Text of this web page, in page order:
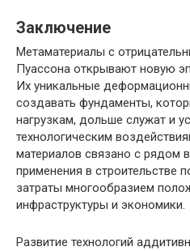
Заключение
Метаматериалы с
Пуассона открывают новую
Их уникальные
создавать фундаменты,
нагрузкам, дольше служат и
технологическим
материалов связано с рядом
применения в строительстве
затраты многообразием
инфраструктуры и экономики.
Развитие технологий